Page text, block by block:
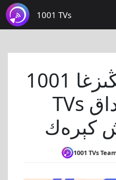
1001 TVs
تېلېۋىزورىڭىزغا 1001
TVs نى قانداق
كېرەك
1001 TVs